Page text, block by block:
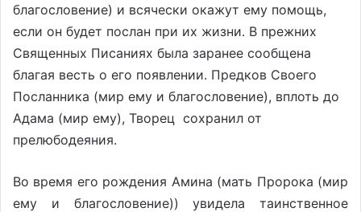
благословение) и всячески окажут ему помощь,
если он будет послан при их жизни. В прежних
Священных Писаниях была заранее сообщена
благая весть о его появлении. Предков Своего
Посланника (мир ему и благословение), вплоть до
Адама (мир ему), Творец сохранил от
прелюбодеяния.
Во время его рождения Амина (мать Пророка (мир
ему и благословение)) увидела таинственное